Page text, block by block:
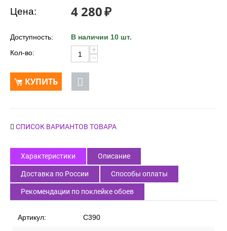
Цена: 4 280₽
Доступность:
В наличии 10 шт.
Кол-во:
+
−
КУПИТЬ
СПИСОК ВАРИАНТОВ ТОВАРА
Характеристики Описание
Доставка по России Способы оплаты
Рекомендации по поклейке обоев
Артикул: C390